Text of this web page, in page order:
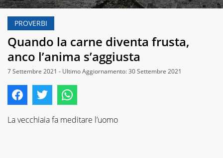
PROVERBI
Quando la carne diventa frusta,
anco l’anima s’aggiusta
7 Settembre 2021 - Ultimo Aggiornamento: 30 Settembre 2021
La vecchiaia fa meditare l’uomo